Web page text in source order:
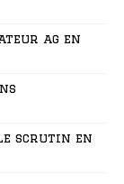
ag en
scrutin en